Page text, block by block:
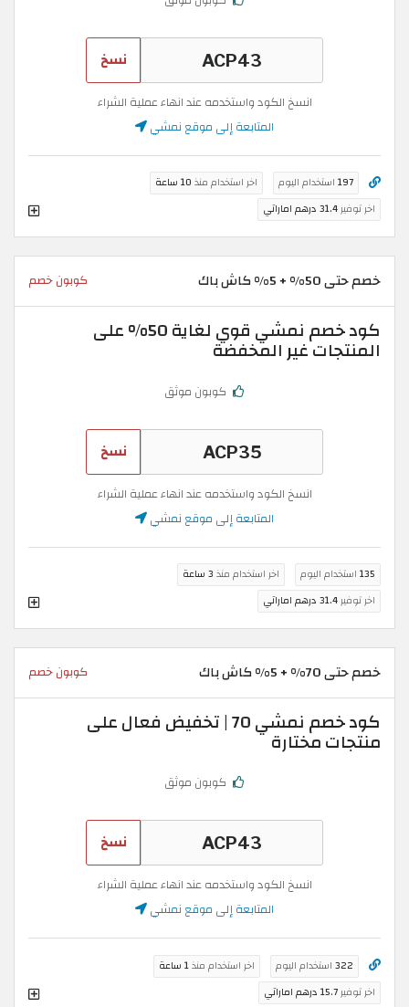
نسخ
انسخ الكود واستخدمه عند انهاء عملية الشراء
المتابعة إلى موقع نمشي
197 استخدام اليوم اخر استخدام منذ 10 ساعة
اخر توفير31.4 درهم اماراتي
خصم حتى 50% + 5% كاش باك كوبون خصم
كود خصم نمشي قوي لغاية 50% على
المنتجات غير المخفضة
كوبون موثق
نسخ
انسخ الكود واستخدمه عند انهاء عملية الشراء
المتابعة إلى موقع نمشي
135 استخدام اليوم اخر استخدام منذ 3 ساعة
اخر توفير31.4 درهم اماراتي
خصم حتى 70% + 5% كاش باك كوبون خصم
كود خصم نمشي 70 | تخفيض فعال على
منتجات مختارة
كوبون موثق
نسخ
انسخ الكود واستخدمه عند انهاء عملية الشراء
المتابعة إلى موقع نمشي
322 استخدام اليوم اخر استخدام منذ1 ساعة
اخر توفير15.7 درهم اماراتي